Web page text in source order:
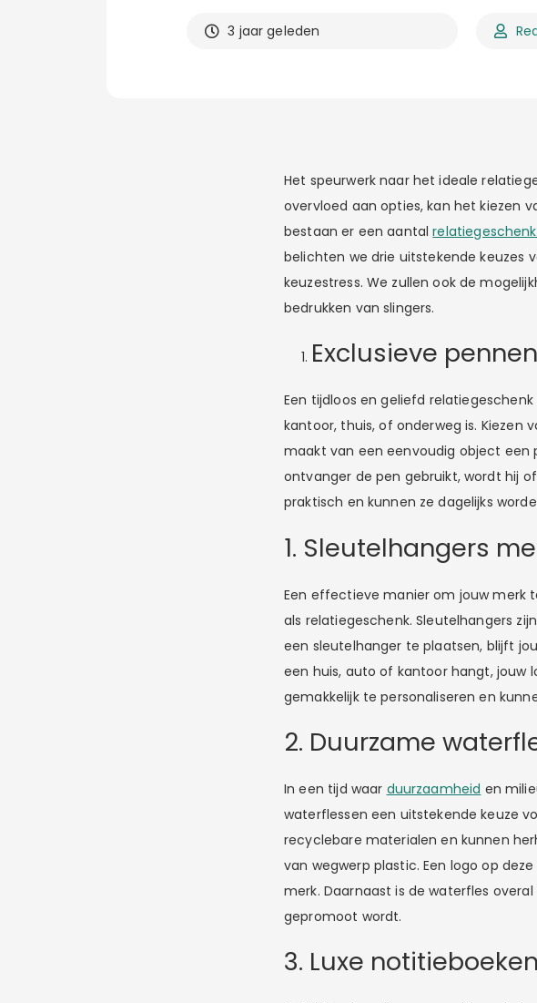
3 jaar geleden
Het speurwerk naar het ideale
overvloed aan opties, kan het kiezen
bestaan er een aantal
belichten we drie uitstekende keuzes
keuzestress. We zullen ook de
bedrukken van slingers.
Exclusieve
Een tijdloos en geliefd relatiegeschenk
kantoor, thuis, of onderweg is. Kiezen
maakt van een eenvoudig object een
ontvanger de pen gebruikt, wordt hij
praktisch en kunnen ze dagelijks
1. Sleutelhangers
Een effectieve manier om jouw merk
als relatiegeschenk. Sleutelhangers
een sleutelhanger te plaatsen, blijft
een huis, auto of kantoor hangt, jouw
gemakkelijk te personaliseren en
2. Duurzame
In een tijd waar duurzaamheid en
waterflessen een uitstekende keuze
recyclebare materialen en kunnen
van wegwerp plastic. Een logo op
merk. Daarnaast is de waterfles
gepromoot wordt.
3. Luxe notitieboeken